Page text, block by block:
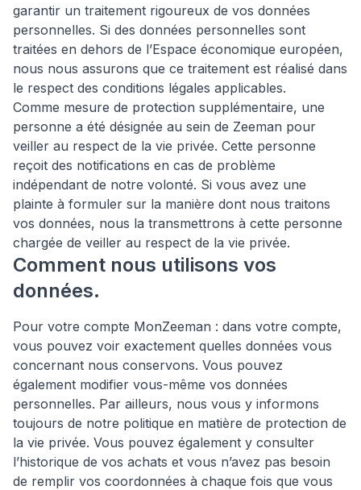
garantir un traitement rigoureux de vos données
personnelles. Si des données personnelles sont
traitées en dehors de l’Espace économique européen,
nous nous assurons que ce traitement est réalisé dans
le respect des conditions légales applicables.
Comme mesure de protection supplémentaire, une
personne a été désignée au sein de Zeeman pour
veiller au respect de la vie privée. Cette personne
reçoit des notifications en cas de problème
indépendant de notre volonté. Si vous avez une
plainte à formuler sur la manière dont nous traitons
vos données, nous la transmettrons à cette personne
chargée de veiller au respect de la vie privée.
Comment nous utilisons vos
données.
Pour votre compte MonZeeman : dans votre compte,
vous pouvez voir exactement quelles données vous
concernant nous conservons. Vous pouvez
également modifier vous-même vos données
personnelles. Par ailleurs, nous vous y informons
toujours de notre politique en matière de protection de
la vie privée. Vous pouvez également y consulter
l’historique de vos achats et vous n’avez pas besoin
de remplir vos coordonnées à chaque fois que vous